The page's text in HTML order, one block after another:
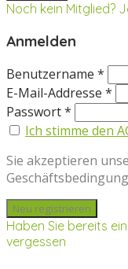
Noch kein Mitglied?
Anmelden
Benutzername *
E-Mail-Addresse *
Passwort *
Ich stimme den
Sie akzeptieren
Haben Sie bereits
vergessen